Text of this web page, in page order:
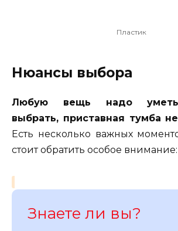
Пластик
Нюансы выбора
Любую вещь надо уметь
выбрать, приставная тумба
Есть несколько важных
стоит обратить особое внимание:
Знаете ли вы?